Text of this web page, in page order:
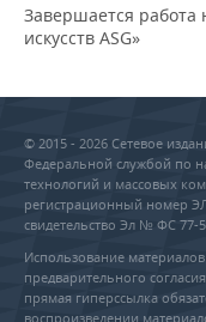
Завершается работа
искусств ASG»
© 2015 - 2026 Сетевое
Федеральной службой по
технологий и массовых
регистрационный номер
свидетельство Эл № ФС 77-
Использование
предварительного
прямая гиперссылка
воспроизведении